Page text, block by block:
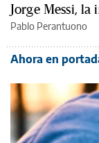
Jorge Messi,
Pablo Perantuono
Ahora en